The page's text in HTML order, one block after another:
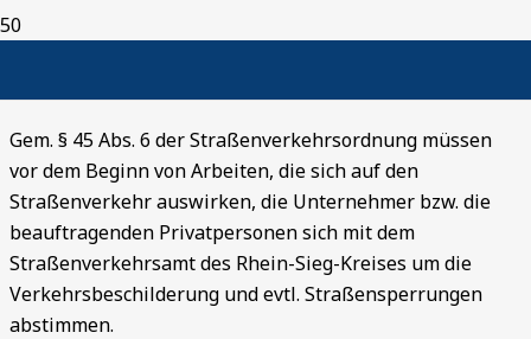
Gem. § 45 Abs. 6 der Straßenverkehrsordnung müssen
vor dem Beginn von Arbeiten, die sich auf den
Straßenverkehr auswirken, die Unternehmer bzw. die
beauftragenden Privatpersonen sich mit dem
Straßenverkehrsamt des Rhein-Sieg-Kreises um die
Verkehrsbeschilderung und evtl. Straßensperrungen
abstimmen.